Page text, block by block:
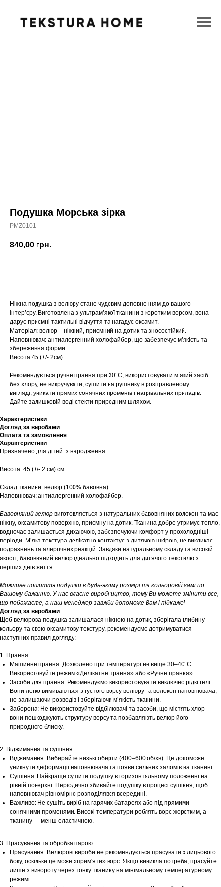
Подушка Морська зірка
PMZ0101
840,00 грн.
Ніжна подушка з велюру стане чудовим доповненням до вашого
інтер’єру. Виготовлена з ультрам’якої тканини з коротким ворсом, вона
дарує приємні тактильні відчуття та нагадує оксамит.
Матеріал: велюр – ніжний, приємний на дотик та зносостійкий.
Наповнювач: антиалергенний холофайбер, що забезпечує м’якість та
збереження форми.
Висота 45 (+/- 2см)
Рекомендується ручне прання при 30°C, використовувати м’який засіб
без хлору, не викручувати, сушити на рушнику в розправленому
вигляді, уникати прямих сонячних променів і нагрівальних приладів.
Дайте залишковій воді стекти природним шляхом.
Характеристики
Догляд за виробами
Оплата та замовлення
Характеристики
Призначено для дітей: з народження.
Висота: 45 (+/- 2 см) см.
Склад тканини: велюр (100% бавовна).
Наповнювач: антиалергенний холофайбер.
Бавовняний велюр виготовляється з натуральних бавовняних волокон та має
ніжну, оксамитову поверхню, приємну на дотик. Тканина добре утримує тепло,
водночас залишається дихаючою, забезпечуючи комфорт у прохолодніші
періоди. М’яка текстура делікатно контактує з дитячою шкірою, не викликає
подразнень та алергічних реакцій. Завдяки натуральному складу та високій
якості, бавовняний велюр ідеально підходить для дитячого текстилю з
перших днів життя.
Можливе пошиття подушки в будь-якому розмірі та кольоровій гамі по
Вашому бажанню. У нас власне виробництво, тому Ви можете змінити все,
що побажаєте, а наш менеджер завжди допоможе Вам і підкаже!
Догляд за виробами
Щоб велюрова подушка залишалася ніжною на дотик, зберігала глибину
кольору та свою оксамитову текстуру, рекомендуємо дотримуватися
наступних правил догляду:
1. Прання.
Машинне прання: Дозволено при температурі не вище 30–40°С.
Використовуйте режим «Делікатне прання» або «Ручне прання».
Засоби для прання: Рекомендуємо використовувати виключно рідкі гелі.
Вони легко вимиваються з густого ворсу велюру та волокон наповнювача,
не залишаючи розводів і зберігаючи м’якість тканини.
Заборона: Не використовуйте відбілювачі та засоби, що містять хлор —
вони пошкоджують структуру ворсу та позбавляють велюр його
природного блиску.
2. Віджимання та сушіння.
Віджимання: Вибирайте низькі оберти (400–600 об/хв). Це допоможе
уникнути деформації наповнювача та появи сильних заломів на тканині.
Сушіння: Найкраще сушити подушку в горизонтальному положенні на
рівній поверхні. Періодично збивайте подушку в процесі сушіння, щоб
наповнювач рівномірно розподілявся всередині.
Важливо: Не сушіть виріб на гарячих батареях або під прямими
сонячними променями. Високі температури роблять ворс жорстким, а
тканину — менш еластичною.
3. Прасування та обробка парою.
Прасування: Велюрові вироби не рекомендується прасувати з лицьового
боку, оскільки це може «прим'яти» ворс. Якщо виникла потреба, прасуйте
лише з вивороту через тонку тканину на мінімальному температурному
режимі.